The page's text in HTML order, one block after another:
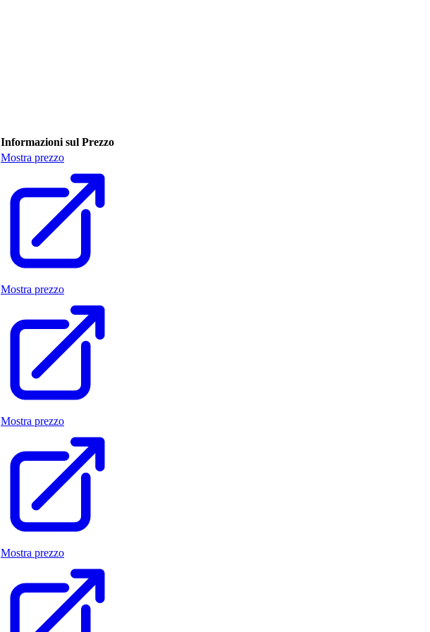
Informazioni sul Prezzo
Mostra prezzo
Mostra prezzo
Mostra prezzo
Mostra prezzo